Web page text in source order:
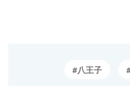
八王子